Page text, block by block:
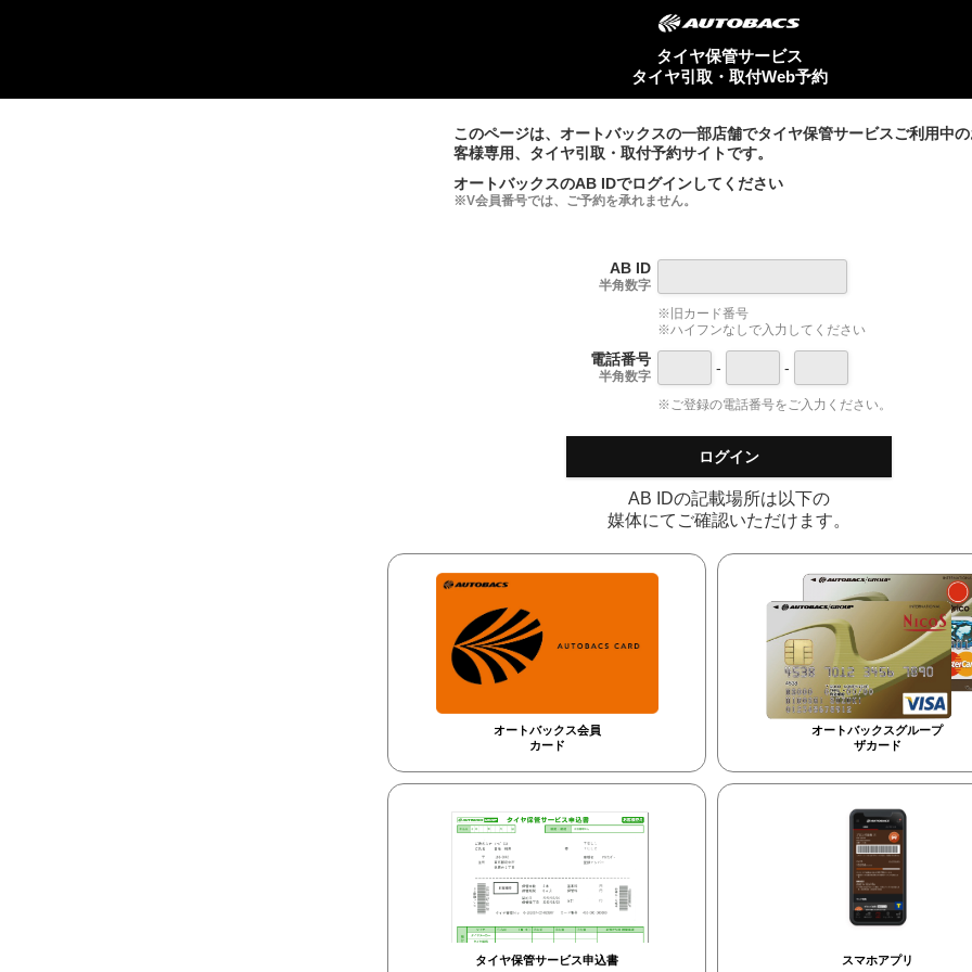
タイヤ保管サービス
タイヤ引取・取付Web予約
このページは、オートバックスの一部店舗でタイヤ保管サービスご利用中
客様専用、タイヤ引取・取付予約サイトです。
オートバックスのAB IDでログインしてください
※V会員番号では、ご予約を承れません。
AB ID
半角数字
※旧カード番号
※ハイフンなしで入力してください
電話番号
半角数字 - -
※ご登録の電話番号をご入力ください。
ログイン
AB IDの記載場所は以下の
媒体にてご確認いただけます。
オートバックス会員
カード
オートバックスグループ
ザカード
タイヤ保管サービス申込書 スマホアプリ